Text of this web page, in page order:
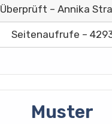
Überprüft – Annika
Seitenaufrufe –
Muster